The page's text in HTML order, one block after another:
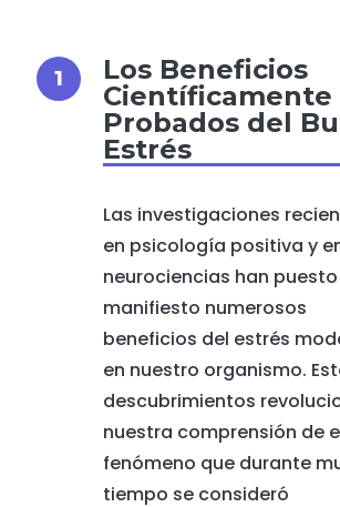
Los Beneficios
Científicamente
Probados del
Estrés
Las investigaciones
en psicología positiva y
neurociencias han
manifiesto numerosos
beneficios del estrés
en nuestro organismo.
descubrimientos
nuestra comprensión de
fenómeno que durante
tiempo se consideró